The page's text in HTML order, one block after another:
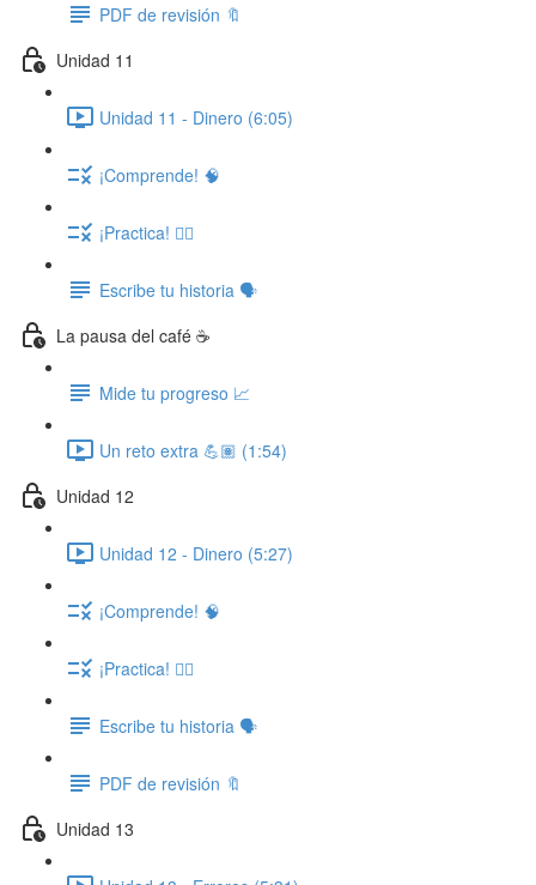
PDF de revisión 🔖
Unidad 11
Unidad 11 - Dinero (6:05)
¡Comprende! 🧠
¡Practica! ✍🏽
Escribe tu historia 🗣️
La pausa del café ☕
Mide tu progreso 📈
Un reto extra 💪🏽 (1:54)
Unidad 12
Unidad 12 - Dinero (5:27)
¡Comprende! 🧠
¡Practica! ✍🏽
Escribe tu historia 🗣️
PDF de revisión 🔖
Unidad 13